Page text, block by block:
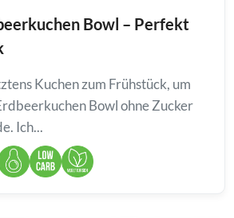
Bowl – Perfekt
Kuchen zum Frühstück, um
Bowl ohne Zucker
Ich...